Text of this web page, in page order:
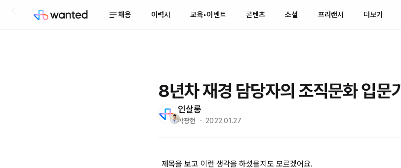
채용 이력서 교육•이벤트 콘텐츠 소셜 프리랜서 더보기
8년차 재경 담당자의 조직문화 입문기
인살롱
박광현 ・ 2022.01.27
제목을 보고 이런 생각을 하셨을지도 모르겠어요.